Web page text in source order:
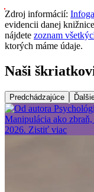
Zdroj informácií:
evidencii danej
nájdete zoznam
ktorých máme údaje.
Naši
Predchádzajúce